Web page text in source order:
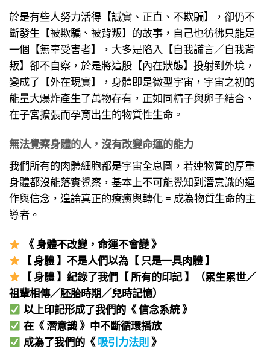
於是有些人努力活得【誠實、正直、不欺騙】，卻仍不
斷發生【被欺騙、被背叛】的故事，自己也彷彿只能是
一個【無辜受害者】，大多是陷入【自我謊言／自我背
叛】卻不自察，於是將這股【內在狀態】投射到外境，
變成了【外在現實】，身體即是微型宇宙，宇宙之初的
能量大爆炸產生了萬物存有，正如同精子與卵子結合、
在子宮擴張而孕育出生的物質性生命。
無法覺察身體的人，沒有改變命運的能力
我們所有的肉體細胞都是宇宙全息圖，若連物質的厚重
身體都沒能落實覺察，基本上不可能覺知到潛意識的運
作與信念，遑論真正的療癒與轉化 = 成為物質生命的主
導者。
《 身體不改變，命運不會變 》
【 身體 】不是人們以為【 只是一具肉體 】
【 身體 】紀錄了我們【 所有的印記 】（累生累世／
祖輩相傳／胚胎時期／兒時記憶）
以上印記形成了我們的《 信念系統 》
在《 潛意識 》中不斷循環播放
成為了我們的《吸引力法則》